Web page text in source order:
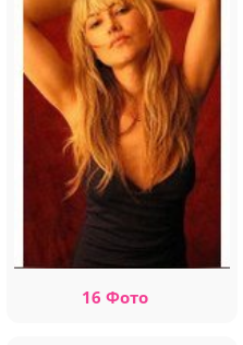
16 Фото